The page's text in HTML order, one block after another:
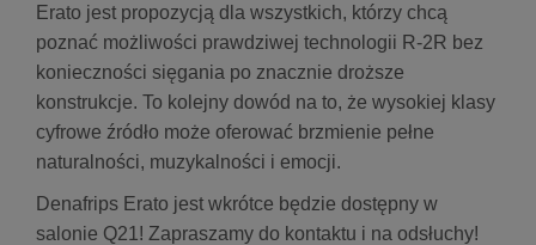
Erato jest propozycją dla wszystkich, którzy chcą
poznać możliwości prawdziwej technologii R-2R bez
konieczności sięgania po znacznie droższe
konstrukcje. To kolejny dowód na to, że wysokiej klasy
cyfrowe źródło może oferować brzmienie pełne
naturalności, muzykalności i emocji.
Denafrips Erato jest wkrótce będzie dostępny w
salonie Q21! Zapraszamy do kontaktu i na odsłuchy!